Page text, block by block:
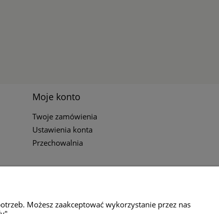
Moje konto
Twoje zamówienia
Ustawienia konta
Przechowalnia
Możesz zaakceptować wykorzystanie przez nas